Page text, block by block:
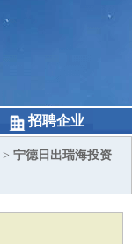
招聘企业
> 宁德日出瑞海投资